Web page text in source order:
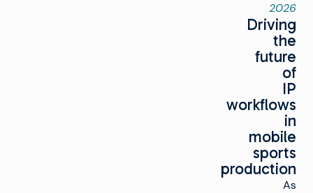
2026
Driving
the
future
of
IP
workflows
in
mobile
sports
production
As